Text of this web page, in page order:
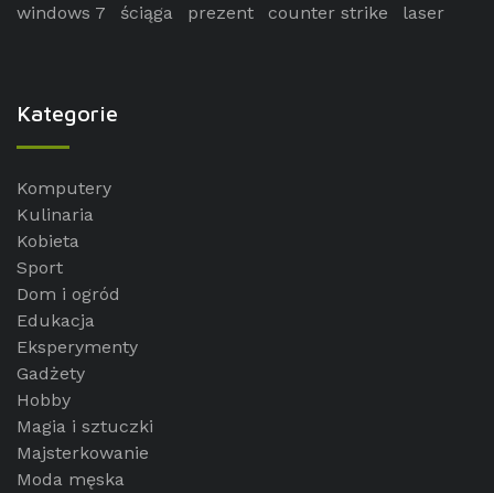
windows 7
ściąga prezent counter strike laser
Kategorie
Komputery
Kulinaria
Kobieta
Sport
Dom i ogród
Edukacja
Eksperymenty
Gadżety
Hobby
Magia i sztuczki
Majsterkowanie
Moda męska